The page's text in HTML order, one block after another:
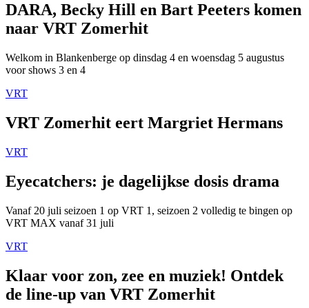
DARA, Becky Hill en Bart Peeters komen
naar VRT Zomerhit
Welkom in Blankenberge op dinsdag 4 en woensdag 5 augustus
voor shows 3 en 4
VRT
VRT Zomerhit eert Margriet Hermans
VRT
Eyecatchers: je dagelijkse dosis drama
Vanaf 20 juli seizoen 1 op VRT 1, seizoen 2 volledig te bingen op
VRT MAX vanaf 31 juli
VRT
Klaar voor zon, zee en muziek! Ontdek
de line-up van VRT Zomerhit